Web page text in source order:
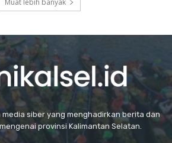
Muat lebih banyak
siber yang menghadirkan berita dan
provinsi Kalimantan Selatan.